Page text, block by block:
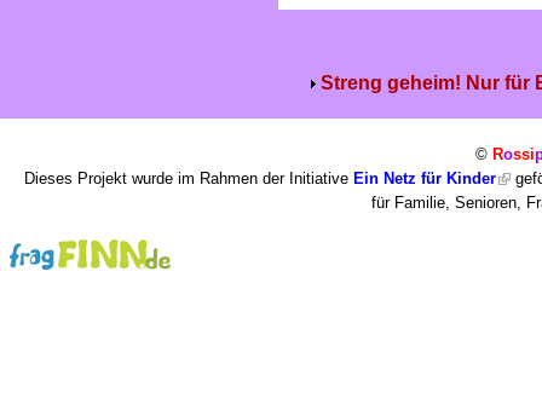
Streng geheim! Nur für
© Rossi
Dieses Projekt wurde im Rahmen der Initiative Ein Netz für Kinder
für Familie, Senioren,